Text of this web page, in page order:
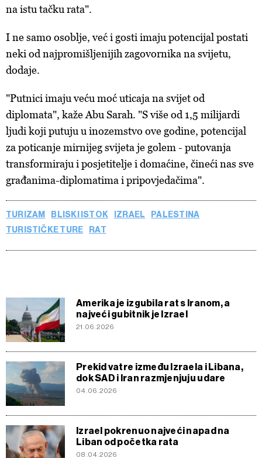
na istu tačku rata".
I ne samo osoblje, već i gosti imaju potencijal postati
neki od najpromišljenijih zagovornika na svijetu,
dodaje.
"Putnici imaju veću moć uticaja na svijet od
diplomata", kaže Abu Sarah. "S više od 1,5 milijardi
ljudi koji putuju u inozemstvo ove godine, potencijal
za poticanje mirnijeg svijeta je golem - putovanja
transformiraju i posjetitelje i domaćine, čineći nas sve
građanima-diplomatima i pripovjedačima".
TURIZAM BLISKI ISTOK IZRAEL
PALESTINA
TURISTIČKE TURE
RAT
Amerika je izgubila rat s Iranom, a
najveći gubitnik je Izrael
21.06.2026
Prekid vatre između Izraela i Libana,
dok SAD i Iran razmjenjuju udare
04.06.2026
Izrael pokrenuo najveći napad na
Liban od početka rata
08.04.2026